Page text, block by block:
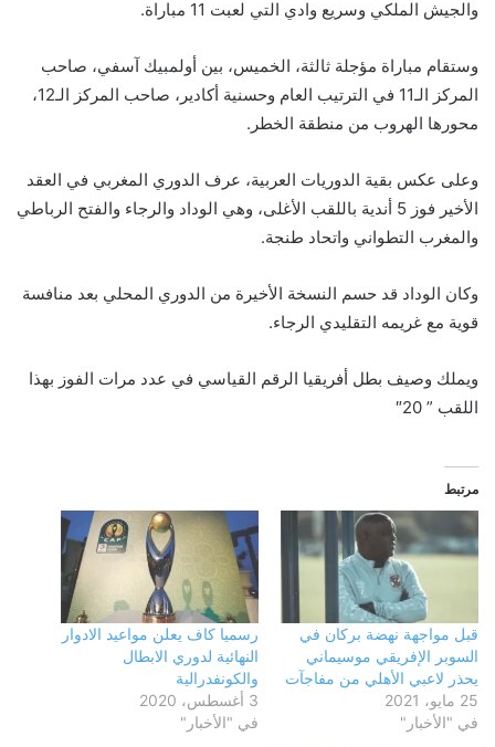
والجيش الملكي وسريع وادي التي لعبت 11 مباراة.
وستقام مباراة مؤجلة ثالثة، الخميس، بين أولمبيك آسفي، صاحب
المركز الـ11 في الترتيب العام وحسنية أكادير، صاحب المركز الـ12،
محورها الهروب من منطقة الخطر.
وعلى عكس بقية الدوريات العربية، عرف الدوري المغربي في العقد
الأخير فوز 5 أندية باللقب الأغلى، وهي الوداد والرجاء والفتح الرباطي
والمغرب التطواني واتحاد طنجة.
وكان الوداد قد حسم النسخة الأخيرة من الدوري المحلي بعد منافسة
قوية مع غريمه التقليدي الرجاء.
ويملك وصيف بطل أفريقيا الرقم القياسي في عدد مرات الفوز بهذا
اللقب ” 20″
مرتبط
قبل مواجهة نهضة بركان في
السوبر الإفريقي موسيماني
يحذر لاعبي الأهلي من مفاجآت
25 مايو، 2021
في "الأخبار"
رسميا كاف يعلن مواعيد الادوار
النهائية لدوري الابطال
والكونفدرالية
3 أغسطس، 2020
في "الأخبار"